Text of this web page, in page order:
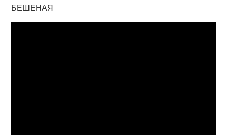
БЕШЕНАЯ